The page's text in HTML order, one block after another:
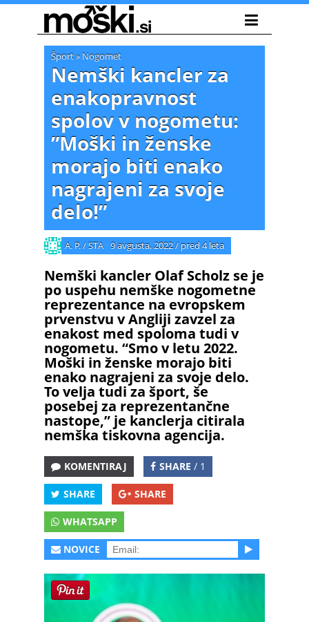
Šport» Nogomet
Nemški kancler za
enakopravnost
spolov v nogometu:
”Moški in ženske
morajo biti enako
nagrajeni za svoje
delo!”
A. P. / STA 9 avgusta, 2022/ pred 4 leta
Nemški kancler Olaf Scholz se je
po uspehu nemške nogometne
reprezentance na evropskem
prvenstvu v Angliji zavzel za
enakost med spoloma tudi v
nogometu. “Smo v letu 2022.
Moški in ženske morajo biti
enako nagrajeni za svoje delo.
To velja tudi za šport, še
posebej za reprezentančne
nastope,” je kanclerja citirala
nemška tiskovna agencija.
KOMENTIRAJ SHARE / 1
SHARE SHARE
WHATSAPP
NOVICE